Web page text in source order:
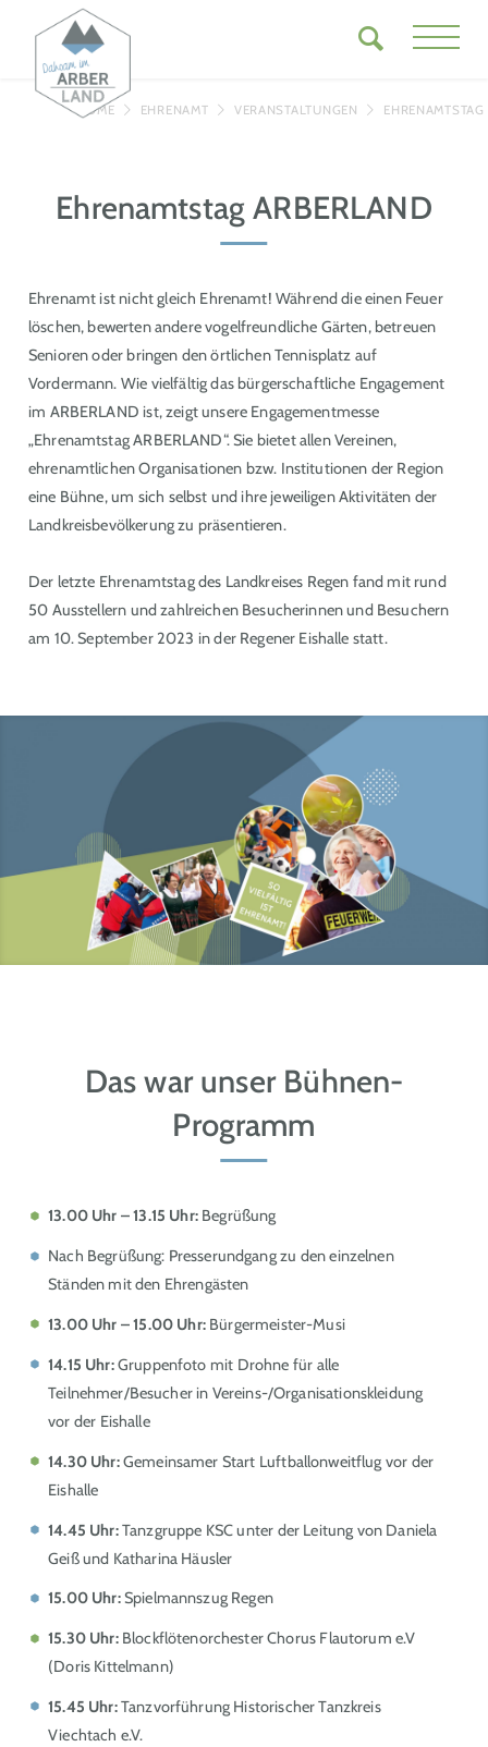
HOME EHRENAMT VERANSTALTUNGEN EHRENAMTSTAG
Ehrenamtstag ARBERLAND
Ehrenamt ist nicht gleich Ehrenamt! Während die einen Feuer
löschen, bewerten andere vogelfreundliche Gärten, betreuen
Senioren oder bringen den örtlichen Tennisplatz auf
Vordermann. Wie vielfältig das bürgerschaftliche Engagement
im ARBERLAND ist, zeigt unsere Engagementmesse
„Ehrenamtstag ARBERLAND“. Sie bietet allen Vereinen,
ehrenamtlichen Organisationen bzw. Institutionen der Region
eine Bühne, um sich selbst und ihre jeweiligen Aktivitäten der
Landkreisbevölkerung zu präsentieren.
Der letzte Ehrenamtstag des Landkreises Regen fand mit rund
50 Ausstellern und zahlreichen Besucherinnen und Besuchern
am 10. September 2023 in der Regener Eishalle statt.
Das war unser Bühnen-
Programm
13.00 Uhr – 13.15 Uhr:Begrüßung
Nach Begrüßung: Presserundgang zu den einzelnen
Ständen mit den Ehrengästen
13.00 Uhr – 15.00 Uhr: Bürgermeister-Musi
14.15 Uhr:Gruppenfoto mit Drohne für alle
Teilnehmer/Besucher in Vereins-/Organisationskleidung
vor der Eishalle
14.30 Uhr:Gemeinsamer Start Luftballonweitflug vor der
Eishalle
14.45 Uhr:Tanzgruppe KSC unter der Leitung von Daniela
Geiß und Katharina Häusler
15.00 Uhr:Spielmannszug Regen
15.30 Uhr:Blockflötenorchester Chorus Flautorum e.V
(Doris Kittelmann)
15.45 Uhr:Tanzvorführung Historischer Tanzkreis
Viechtach e.V.